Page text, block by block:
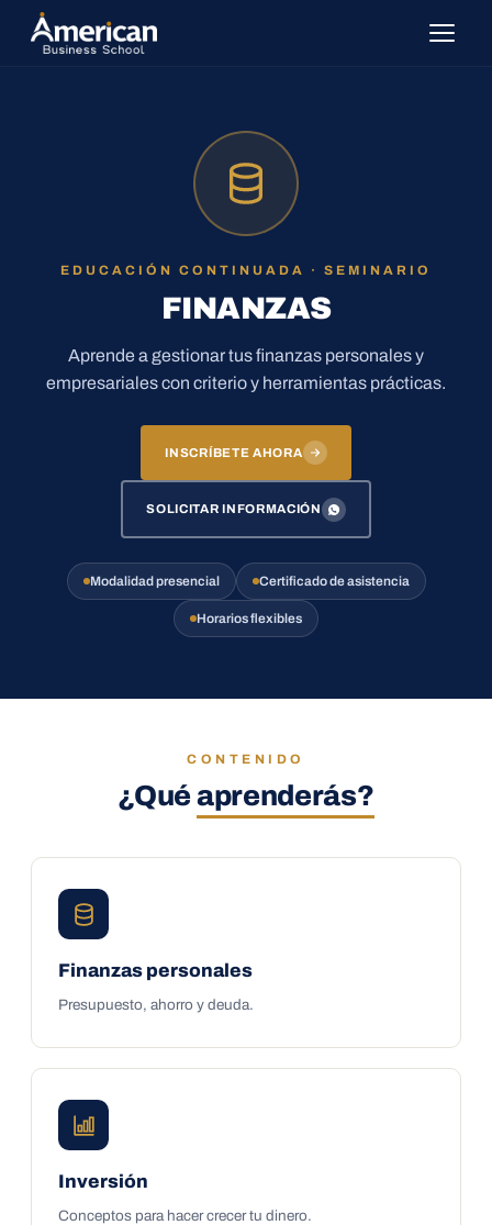
EDUCACIÓN CONTINUADA · SEMINARIO
FINANZAS
Aprende a gestionar tus finanzas personales y
empresariales con criterio y herramientas prácticas.
INSCRÍBETE AHORA
SOLICITAR INFORMACIÓN
Modalidad presencial Certificado de asistencia
Horarios flexibles
CONTENIDO
¿Quéaprenderás?
Finanzas personales
Presupuesto, ahorro y deuda.
Inversión
Conceptos para hacer crecer tu dinero.